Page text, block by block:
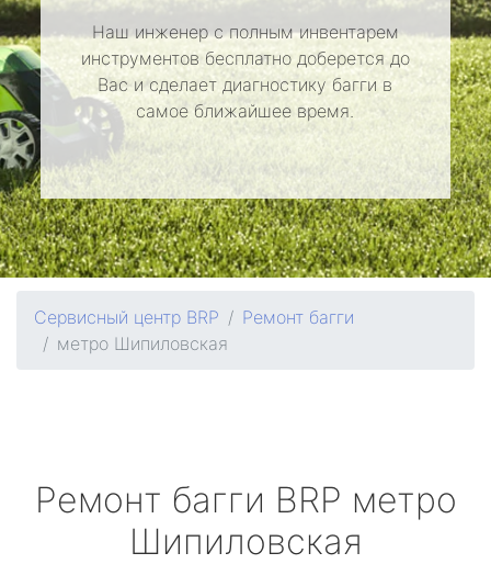
Наш инженер с полным инвентарем
инструментов бесплатно доберется до
Вас и сделает диагностику багги в
самое ближайшее время.
Сервисный центр BRP
Ремонт багги
метро Шипиловская
Ремонт багги BRP метро
Шипиловская